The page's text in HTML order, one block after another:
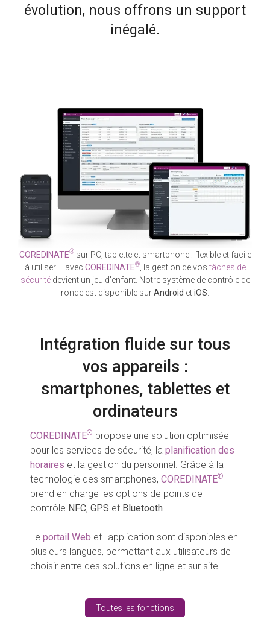
évolution, nous offrons un support
inégalé.
COREDINATE®sur PC, tablette et smartphone : flexible et facile
à utiliser – avec COREDINATE®, la gestion de vostâches de
sécuritédevient un jeu d'enfant. Notre système de contrôle de
ronde est disponible surAndroid etiOS
Intégration fluide sur tous
vos appareils :
smartphones, tablettes et
ordinateurs
COREDINATE® propose une solution optimisée
pour les services de sécurité, la planification des
horaires et la gestion du personnel. Grâce à la
technologie des smartphones, COREDINATE®
prend en charge les options de points de
contrôle NFC, GPS et Bluetooth.
Le portail Web et l'application sont disponibles en
plusieurs langues, permettant aux utilisateurs de
choisir entre des solutions en ligne et sur site.
Toutes les fonctions